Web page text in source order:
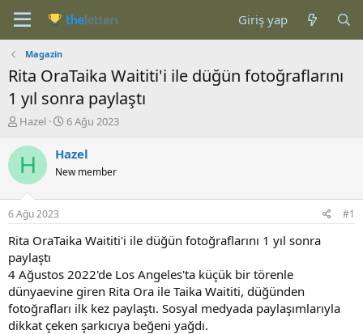
Giriş yap
Magazin
Rita OraTaika Waititi'i ile düğün fotoğraflarını
1 yıl sonra paylaştı
K
n
b
u
u
b
a
l
a
t
a
n
Hazel
B
ş
a
ç
r
i
h
i
6 Ağu 2023
H Hazel
New member
6 Ağu 2023 #1
Rita OraTaika Waititi'i ile düğün fotoğraflarını 1 yıl sonra
paylaştı
4 Ağustos 2022'de Los Angeles'ta küçük bir törenle
dünyaevine giren Rita Ora ile Taika Waititi, düğünden
fotoğrafları ilk kez paylaştı. Sosyal medyada paylaşımlarıyla
dikkat çeken şarkıcıya beğeni yağdı.